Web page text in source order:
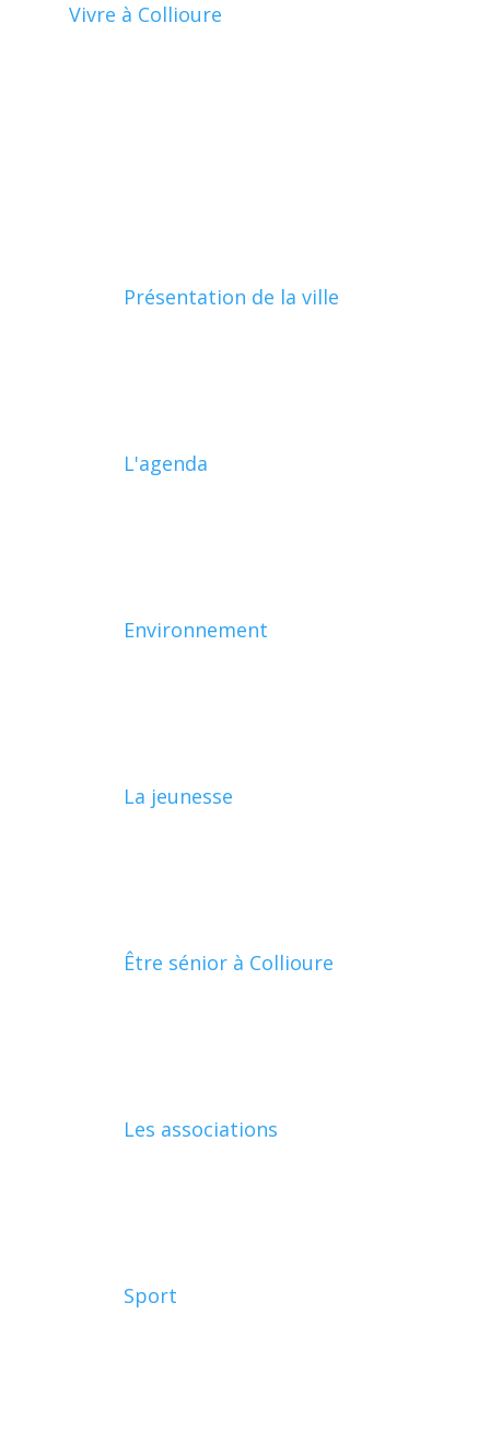
Vivre à Collioure
Présentation de la ville
L'agenda
Environnement
La jeunesse
Être sénior à Collioure
Les associations
Sport